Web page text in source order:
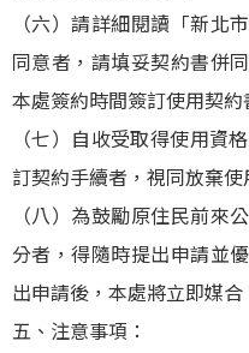
（六）請詳細閱讀「新北
同意者，請填妥契約書併
本處簽約時間簽訂使用契約
（七）自收受取得使用資
訂契約手續者，視同放棄使
（八）為鼓勵原住民前來
分者，得隨時提出申請並
出申請後，本處將立即媒合
五、注意事項：